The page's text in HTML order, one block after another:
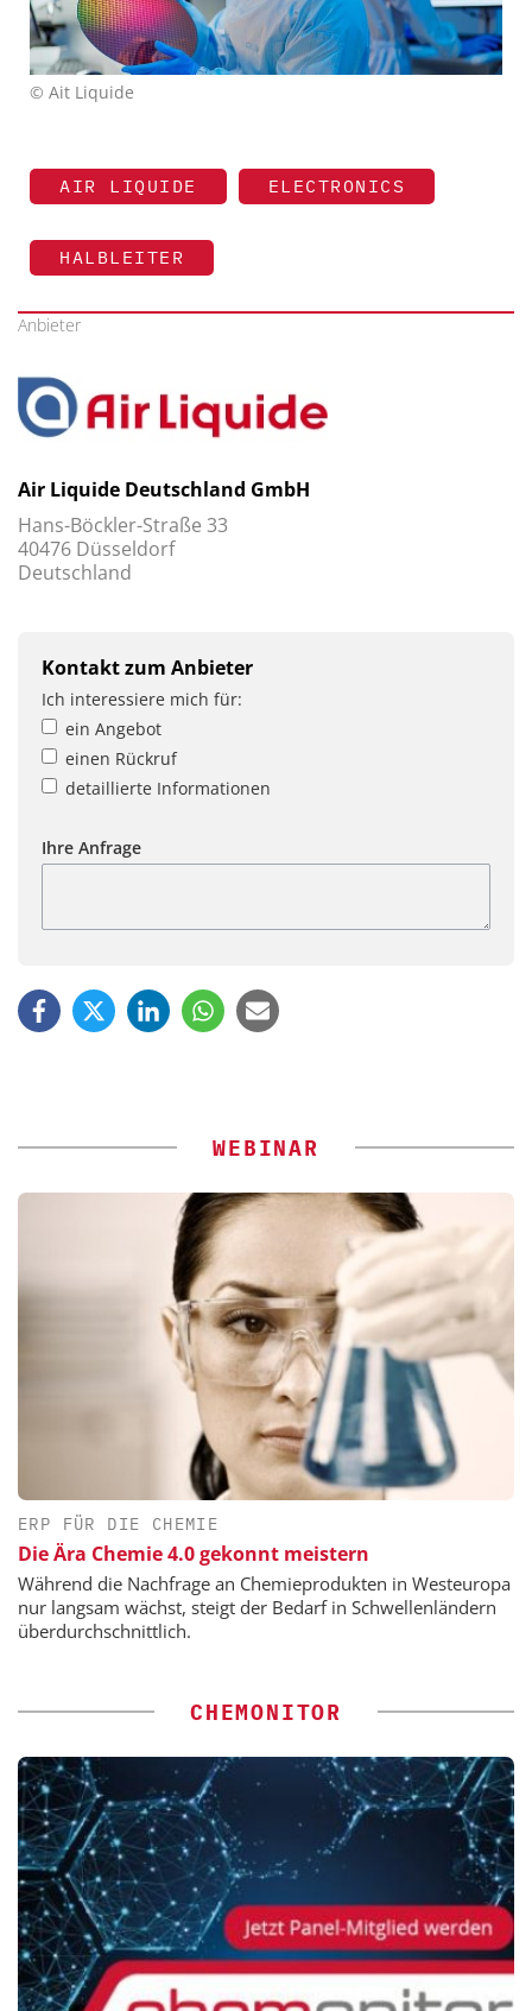
© Ait Liquide
AIR LIQUIDE ELECTRONICS
HALBLEITER
Anbieter
Air Liquide Deutschland GmbH
Hans-Böckler-Straße 33
40476 Düsseldorf
Deutschland
Kontakt zum Anbieter
Ich interessiere mich für:
ein Angebot
einen Rückruf
detaillierte Informationen
Ihre Anfrage
WEBINAR
ERP FÜR DIE CHEMIE
Die Ära Chemie 4.0 gekonnt meistern
Während die Nachfrage an Chemieprodukten in Westeuropa
nur langsam wächst, steigt der Bedarf in Schwellenländern
überdurchschnittlich.
CHEMONITOR